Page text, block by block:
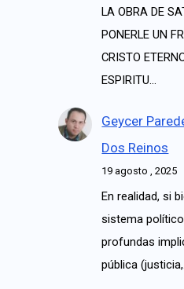
LA OBRA DE
PONERLE UN
CRISTO
ESPIRITU…
Geycer
Dos Reinos
19 agosto , 2025
En realidad, si
sistema
profundas
pública